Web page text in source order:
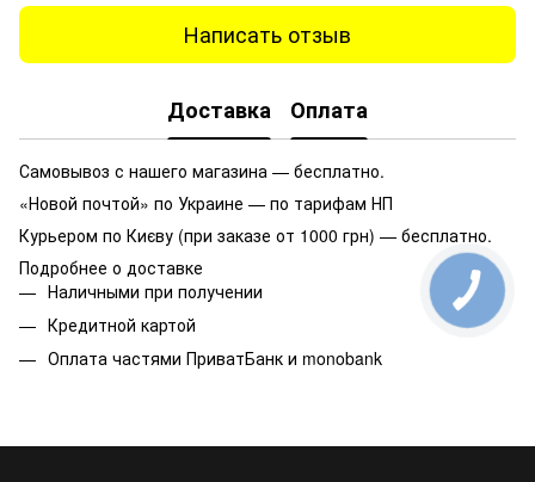
Написать отзыв
Доставка Оплата
Самовывоз с нашего магазина — бесплатно.
«Новой почтой» по Украине — по тарифам НП
Курьером по Києву (при заказе от 1000 грн) — бесплатно.
Подробнее о доставке
Наличными при получении
Кредитной картой
Оплата частями ПриватБанк и monobank